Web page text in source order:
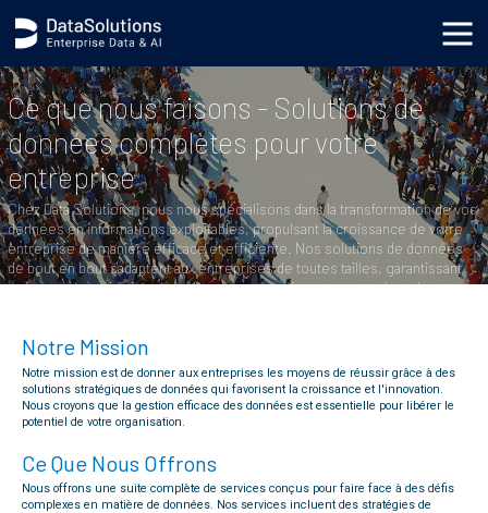
-90vh right -50vw; background-repeat: no-repeat; background-size: cover; }
Ce que nous faisons - Solutions de
données complètes pour votre
entreprise
Chez Data Solutions, nous nous spécialisons dans la transformation de vos
données en informations exploitables, propulsant la croissance de votre
entreprise de manière efficace et efficiente. Nos solutions de données
de bout en bout s'adaptent aux entreprises de toutes tailles, garantissant
que votre organisation prospère dans un environnement axé sur les
Explorez Nos Services →
Notre Mission
Notre mission est de donner aux entreprises les moyens de réussir grâce à des
solutions stratégiques de données qui favorisent la croissance et l'innovation.
Nous croyons que la gestion efficace des données est essentielle pour libérer le
potentiel de votre organisation.
Ce Que Nous Offrons
Nous offrons une suite complète de services conçus pour faire face à des défis
complexes en matière de données. Nos services incluent des stratégies de